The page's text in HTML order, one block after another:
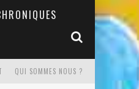
QUI SOMMES NOUS ?